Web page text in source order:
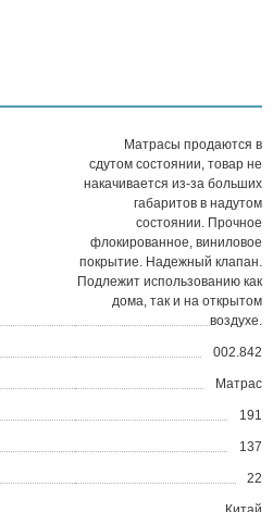
Матрасы продаются в
сдутом состоянии, товар не
накачивается из-за больших
габаритов в надутом
состоянии. Прочное
флокированное, виниловое
покрытие. Надежный клапан.
Подлежит использованию как
дома, так и на открытом
воздухе.
002.842
Матрас
191
137
22